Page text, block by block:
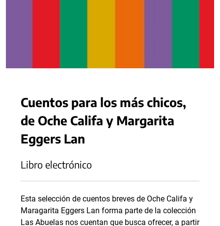
Cuentos para los más chicos,
de Oche Califa y Margarita
Eggers Lan
Libro electrónico
Esta selección de cuentos breves de Oche Califa y
Maragarita Eggers Lan forma parte de la colección
Las Abuelas nos cuentan que busca ofrecer, a partir